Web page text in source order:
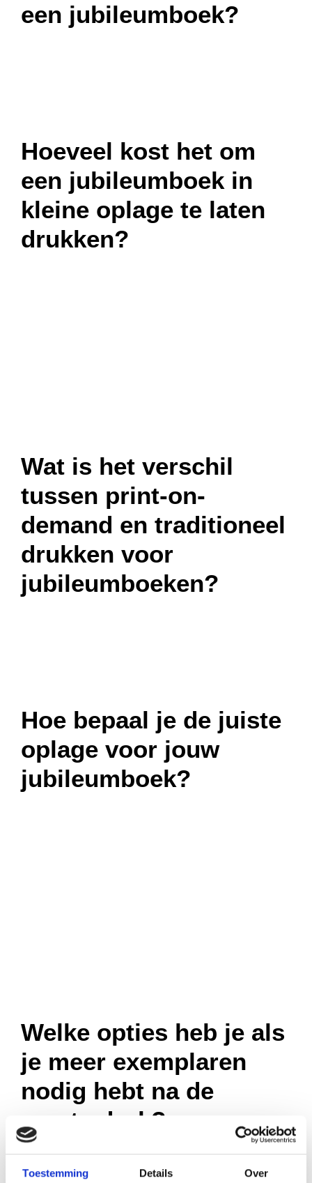
Toestemming Details Over
een jubileumboek?
Hoeveel kost het om
een jubileumboek in
kleine oplage te laten
drukken?
Wat is het verschil
tussen print-on-
demand en traditioneel
drukken voor
jubileumboeken?
Hoe bepaal je de juiste
oplage voor jouw
jubileumboek?
Welke opties heb je als
je meer exemplaren
nodig hebt na de
eerste druk?